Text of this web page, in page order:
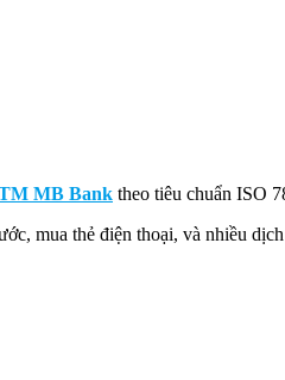
MB Bank theo tiêu chuẩn ISO
mua thẻ điện thoại, và nhiều